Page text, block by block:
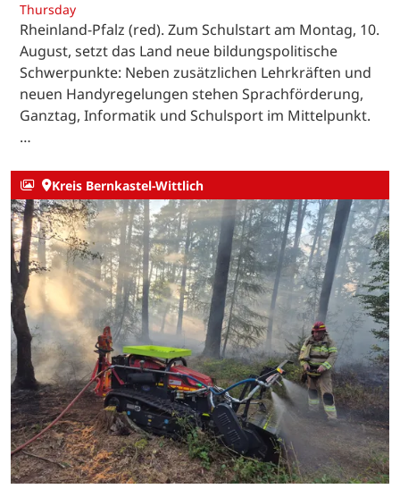
Thursday
Rheinland-Pfalz (red). Zum Schulstart am Montag, 10.
August, setzt das Land neue bildungspolitische
Schwerpunkte: Neben zusätzlichen Lehrkräften und
neuen Handyregelungen stehen Sprachförderung,
Ganztag, Informatik und Schulsport im Mittelpunkt.
…
Kreis Bernkastel-Wittlich